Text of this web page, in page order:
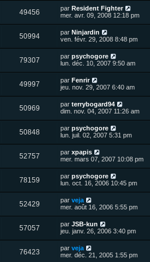
e
s
a
g
e
s
r
m
e
s
s
a
g
e
u
s
i
e
r
m
e
s
s
a
g
e
49456V
u
s
D
e
i
e
r
m
e
s
s
a
g
e
par Resident Fighter
mer. avr. 09, 2008 12:18 pm
50994V
u
s
D
e
i
e
r
m
e
s
s
a
g
e
par Ninjardin
ven. févr. 29, 2008 8:48 pm
79307V
u
s
D
e
i
e
r
m
e
s
s
a
g
e
par psychogore
lun. déc. 10, 2007 9:50 am
49997V
u
s
D
e
i
e
r
m
e
s
s
a
g
e
par Fenrir
jeu. nov. 29, 2007 6:40 am
50969V
u
s
D
e
i
e
r
m
e
s
s
a
g
e
par terrybogard94
dim. nov. 04, 2007 11:26 am
50848V
u
s
D
e
i
e
r
m
e
s
s
a
g
e
par psychogore
lun. juil. 02, 2007 5:31 pm
52757V
u
s
D
e
i
e
r
m
e
s
s
a
g
e
par xpapis
mer. mars 07, 2007 10:08 pm
78159V
u
s
D
e
i
e
r
m
e
s
s
a
g
par psychogore
lun. oct. 16, 2006 10:45 pm
52429V
u
s
D
e
i
e
r
m
e
par veja
mer. août 16, 2006 5:55 pm
57057V
u
D
e
i
e
par JSB-kun
jeu. janv. 26, 2006 3:40 pm
76423V
D
e
par veja
mer. déc. 21, 2005 1:55 pm